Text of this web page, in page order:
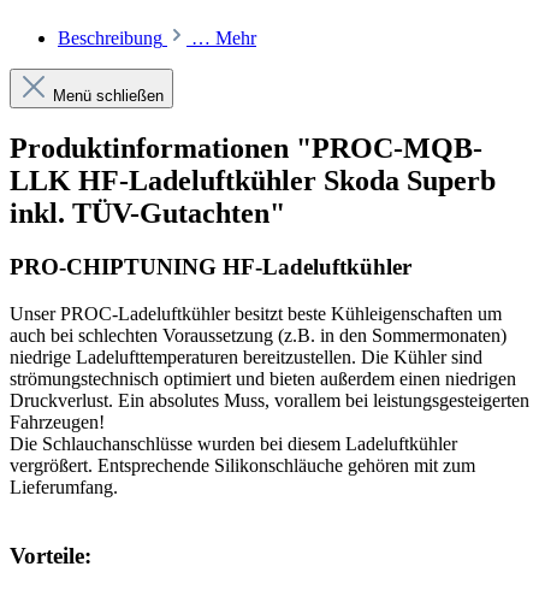
Beschreibung … Mehr
Menü schließen
Produktinformationen "PROC-MQB-
LLK HF-Ladeluftkühler Skoda Superb
inkl. TÜV-Gutachten"
PRO-CHIPTUNING HF-Ladeluftkühler
Unser PROC-Ladeluftkühler besitzt beste Kühleigenschaften um
auch bei schlechten Voraussetzung (z.B. in den Sommermonaten)
niedrige Ladelufttemperaturen bereitzustellen. Die Kühler sind
strömungstechnisch optimiert und bieten außerdem einen niedrigen
Druckverlust. Ein absolutes Muss, vorallem bei leistungsgesteigerten
Fahrzeugen!
Die Schlauchanschlüsse wurden bei diesem Ladeluftkühler
vergrößert. Entsprechende Silikonschläuche gehören mit zum
Lieferumfang.
Vorteile: